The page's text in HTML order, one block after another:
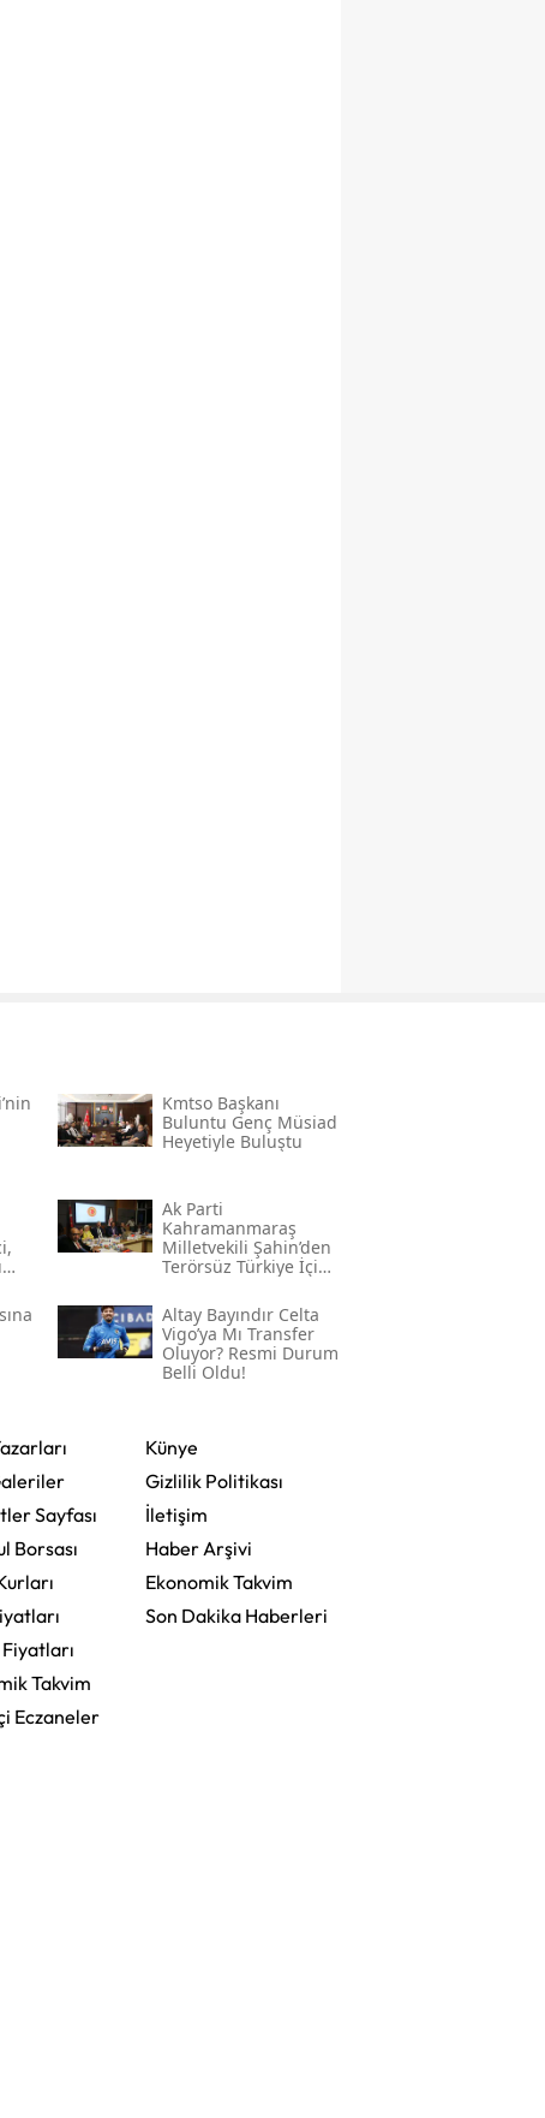
Kmtso Başkanı
Buluntu Genç Müsi̇ad
Heyetiyle Buluştu
Ak Parti
Kahramanmaraş
Milletvekili Şahin’den
Terörsüz Türkiye İçin
Altay Bayındır Celta
Vigo’ya Mı Transfer
Oluyor? Resmi Durum
Belli Oldu!
Sayfası
Borsası
Takvim
Eczaneler
Künye
Gizlilik Politikası
İletişim
Haber Arşivi
Ekonomik Takvim
Son Dakika Haberleri